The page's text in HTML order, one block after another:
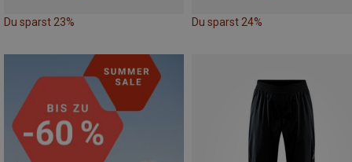
Du sparst 23% Du sparst 24%